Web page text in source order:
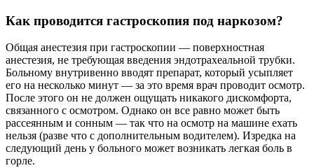
Как проводится гастроскопия под наркозом?
Общая анестезия при гастроскопии — поверхностная
анестезия, не требующая введения эндотрахеальной трубки.
Больному внутривенно вводят препарат, который усыпляет
его на несколько минут — за это время врач проводит осмотр.
После этого он не должен ощущать никакого дискомфорта,
связанного с осмотром. Однако он все равно может быть
рассеянным и сонным — так что на осмотр на машине ехать
нельзя (разве что с дополнительным водителем). Изредка на
следующий день у больного может возникать легкая боль в
горле.